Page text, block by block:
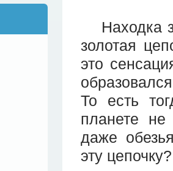
Находка
золотая
это
То есть
планете
даже
эту цепочку?